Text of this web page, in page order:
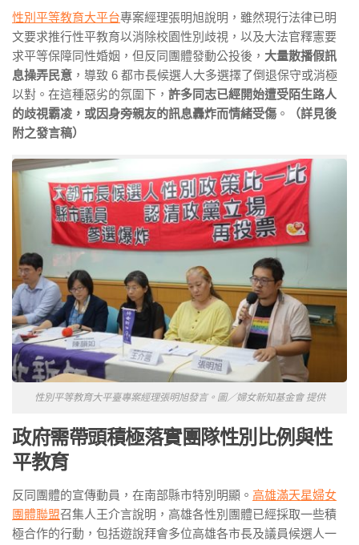
性別平等教育大平台專案經理張明旭說明，雖然現行法律已明
文要求推行性平教育以消除校園性別歧視，以及大法官釋憲要
求平等保障同性婚姻，但反同團體發動公投後， 大量散播假訊
息操弄民意 ，導致 6 都市長候選人大多選擇了倒退保守或消極
以對。在這種惡劣的氛圍下， 許多同志已經開始遭受陌生路人
的歧視霸凌，或因身旁親友的訊息轟炸而情緒受傷 。
（詳見後
附之發言稿）
性別平等教育大平臺專案經理張明旭發言。圖／婦女新知基金會 提供
政府需帶頭積極落實團隊性別比例與性
平教育
反同團體的宣傳動員，在南部縣市特別明顯。 高雄滿天星婦女
團體聯盟召集人王介言說明，高雄各性別團體已經採取一些積
極合作的行動，包括遊說拜會多位高雄各市長及議員候選人一